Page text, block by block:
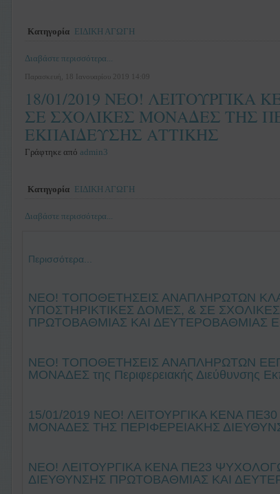
Κατηγορία ΕΙΔΙΚΗ ΑΓΩΓΗ
Διαβάστε περισσότερα...
Παρασκευή, 18 Ιανουαρίου 2019 14:09
18/01/2019 NEO!
ΣΕ ΣΧΟΛΙΚΕΣ ΜΟΝΑΔΕΣ ΤΗΣ
ΕΚΠΑΙΔΕΥΣΗΣ ΑΤΤΙΚΗΣ
Γράφτηκε από admin3
Κατηγορία ΕΙΔΙΚΗ ΑΓΩΓΗ
Διαβάστε περισσότερα...
Περισσότερα...
ΝΕΟ! ΤΟΠΟΘΕΤΗΣΕΙΣ ΑΝΑΠΛΗΡΩΤΩΝ
ΥΠΟΣΤΗΡΙΚΤΙΚΕΣ ΔΟΜΕΣ, & ΣΕ
ΠΡΩΤΟΒΑΘΜΙΑΣ ΚΑΙ ΔΕΥΤΕΡΟΒΑΘΜΙΑΣ
ΝΕΟ! ΤΟΠΟΘΕΤΗΣΕΙΣ ΑΝΑΠΛΗΡΩΤΩΝ
ΜΟΝΑΔΕΣ της Περιφερειακής Διεύθυνσης
15/01/2019 NEO! ΛΕΙΤΟΥΡΓΙΚΑ ΚΕΝΑ
ΜΟΝΑΔΕΣ ΤΗΣ ΠΕΡΙΦΕΡΕΙΑΚΗΣ
NEO! ΛΕΙΤΟΥΡΓΙΚΑ ΚΕΝΑ ΠΕ23
ΔΙΕΥΘΥΝΣΗΣ ΠΡΩΤΟΒΑΘΜΙΑΣ ΚΑΙ